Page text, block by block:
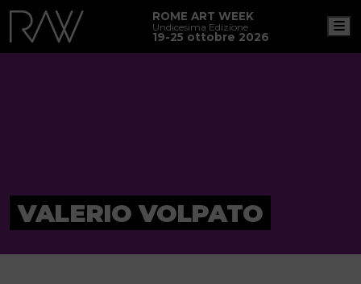
ROME ART WEEK
Undicesima Edizione
19-25 ottobre 2026
VALERIO VOLPATO